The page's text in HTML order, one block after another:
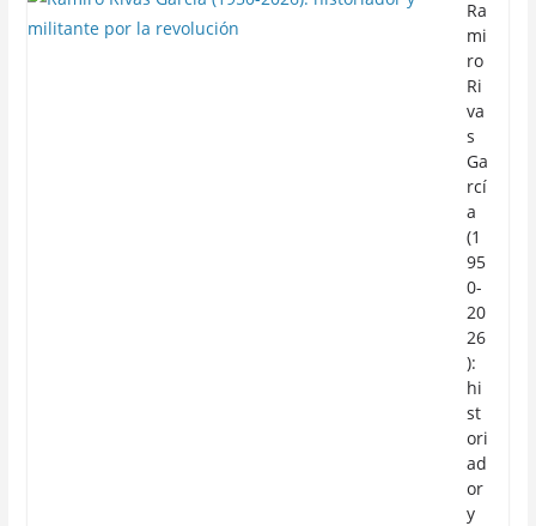
Ra
mi
ro
Ri
va
s
Ga
rcí
a
(1
95
0-
20
26
):
hi
st
ori
ad
or
y